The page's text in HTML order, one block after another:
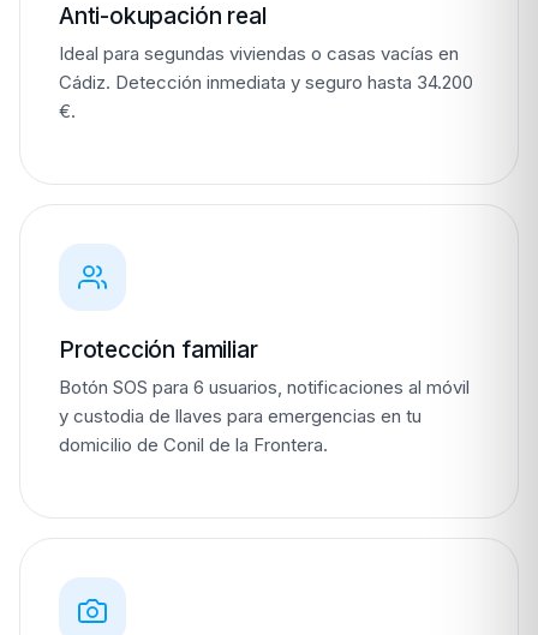
Anti-okupación real
Ideal para segundas viviendas o casas vacías en
Cádiz. Detección inmediata y seguro hasta 34.200
€.
Protección familiar
Botón SOS para 6 usuarios, notificaciones al móvil
y custodia de llaves para emergencias en tu
domicilio de Conil de la Frontera.